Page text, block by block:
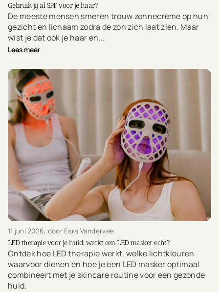
Gebruik jij al SPF voor je haar?
De meeste mensen smeren trouw zonnecrème op hun
gezicht en lichaam zodra de zon zich laat zien. Maar
wist je dat ook je haar en...
Lees meer
11 juni 2026, door Esra Vandervee
LED therapie voor je huid: werkt een LED masker echt?
Ontdek hoe LED therapie werkt, welke lichtkleuren
waarvoor dienen en hoe je een LED masker optimaal
combineert met je skincare routine voor een gezonde
huid.